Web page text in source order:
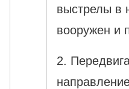
выстрелы в
вооружен и
2.